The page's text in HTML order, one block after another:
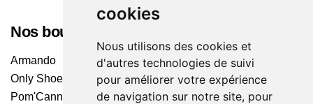
cookies
Nous utilisons des cookies et
d'autres technologies de suivi
pour améliorer votre expérience
de navigation sur notre site, pour
Nos boutiques
Armando
Only Shoes
Pom'Cannelle